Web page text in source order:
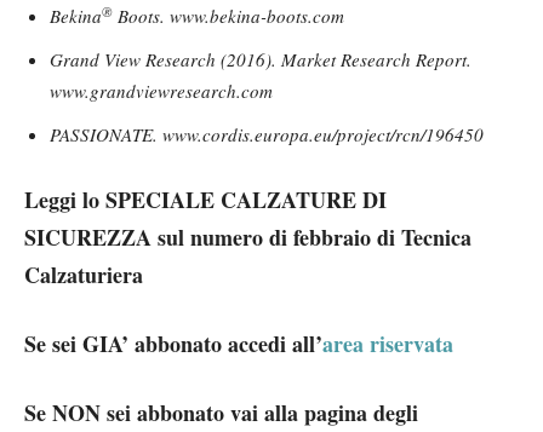
Bekina® Boots. www.bekina-boots.com
Grand View Research (2016). Market Research Report.
www.grandviewresearch.com
PASSIONATE. www.cordis.europa.eu/project/rcn/196450
Leggi lo SPECIALE CALZATURE DI
SICUREZZA sul numero di febbraio di Tecnica
Calzaturiera
Se sei GIA’ abbonato accedi all’area riservata
Se NON sei abbonato vai alla pagina degli